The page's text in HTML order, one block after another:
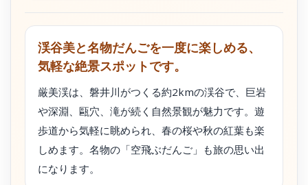
渓谷美と名物だんごを一度に楽しめる、
気軽な絶景スポットです。
厳美渓は、磐井川がつくる約2kmの渓谷で、巨岩
や深淵、甌穴、滝が続く自然景観が魅力です。遊
歩道から気軽に眺められ、春の桜や秋の紅葉も楽
しめます。名物の「空飛ぶだんご」も旅の思い出
になります。